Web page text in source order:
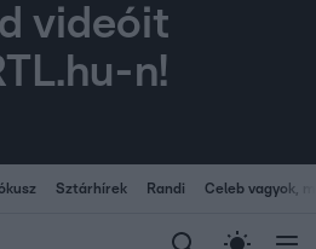
videóit
n!
Sztárhírek Randi Celeb vagyok,